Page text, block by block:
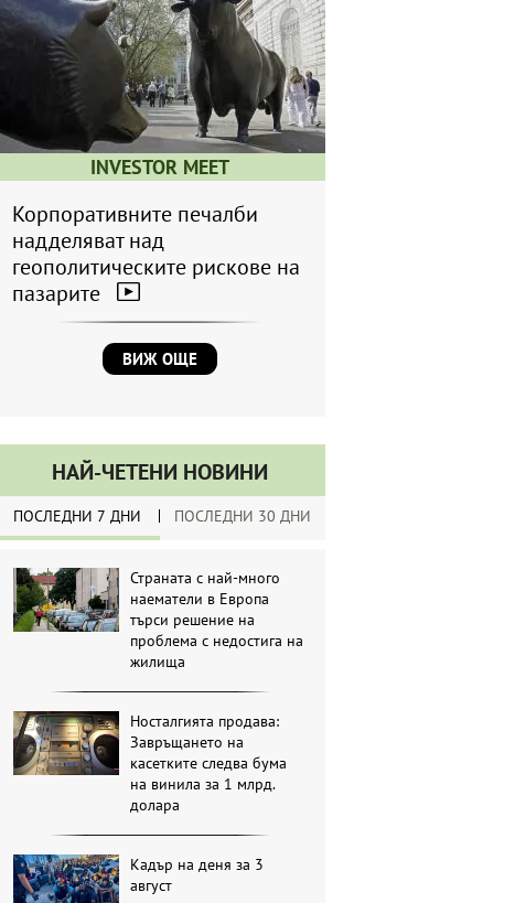
INVESTOR MEET
Корпоративните печалби
надделяват над
геополитическите рискове на
пазарите
ВИЖ ОЩЕ
НАЙ-ЧЕТЕНИ НОВИНИ
ПОСЛЕДНИ 7 ДНИ ПОСЛЕДНИ 30 ДНИ
Страната с най-много
наематели в Европа
търси решение на
проблема с недостига на
жилища
Носталгията продава:
Завръщането на
касетките следва бума
на винила за 1 млрд.
долара
Кадър на деня за 3
август